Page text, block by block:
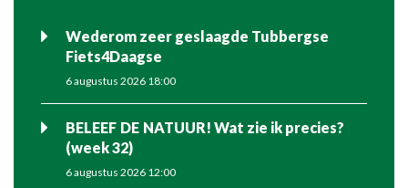
Wederom zeer geslaagde Tubbergse
Fiets4Daagse
6 augustus 2026 18:00
BELEEF DE NATUUR! Wat zie ik precies?
(week 32)
6 augustus 2026 12:00